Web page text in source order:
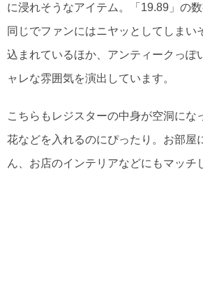
に浸れそうなアイテム。「19.89」の
同じでファンにはニヤッとしてしまい
込まれているほか、アンティークっぽ
ャレな雰囲気を演出しています。
こちらもレジスターの中身が空洞にな
花などを入れるのにぴったり。お部屋
ん、お店のインテリアなどにもマッチ